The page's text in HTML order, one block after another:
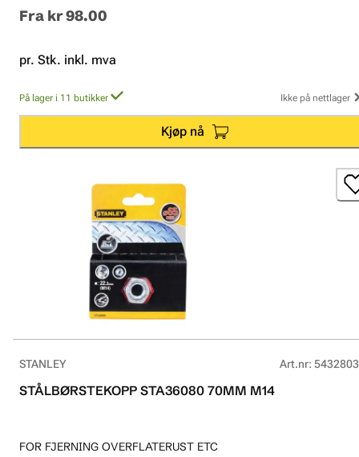
Fra kr 98.00
pr. Stk. inkl. mva
På lager i 11 butikker Ikke på nettlager
Kjøp nå
STANLEY Art.nr:
STÅLBØRSTEKOPP STA36080 70MM M14
FOR FJERNING OVERFLATERUST ETC